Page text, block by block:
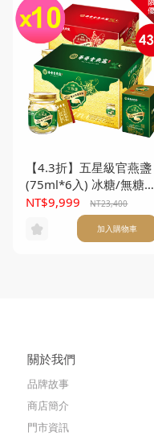
【4.3折】五星級官燕盞
(75ml*6入) 冰糖/無糖任
選10盒(本產品不附提
NT$9,999 NT23,400
加入購物車
關於我們
品牌故事
商店簡介
門市資訊